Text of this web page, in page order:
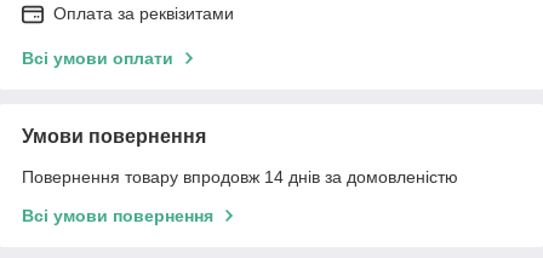
Оплата за реквізитами
Всі умови оплати
Умови повернення
Повернення товару впродовж 14 днів за домовленістю
Всі умови повернення